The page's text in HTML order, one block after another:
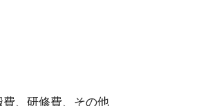
、研修費、その他